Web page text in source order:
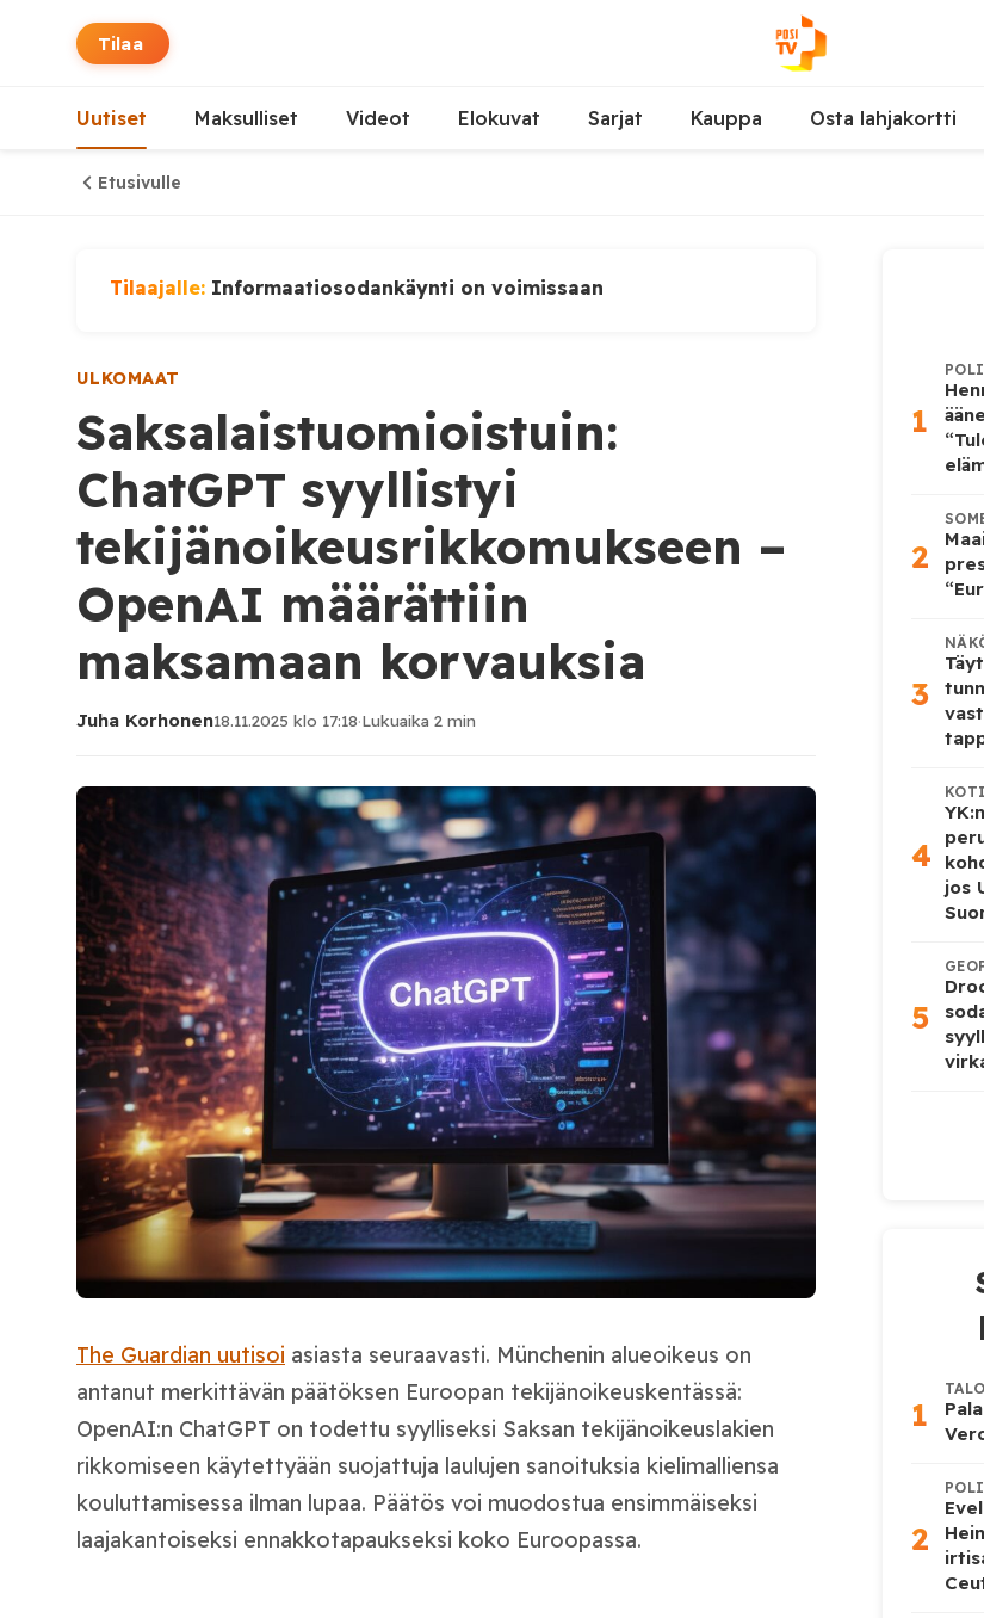
Tilaa
Uutiset Maksulliset Videot Elokuvat Sarjat Kauppa Osta lahjakortti
Etusivulle
Tilaajalle: Informaatiosodankäynti on voimissaan
ULKOMAAT
Saksalaistuomioistuin:
ChatGPT syyllistyi
tekijänoikeusrikkomukseen –
OpenAI määrättiin
maksamaan korvauksia
Juha Korhonen18.11.2025 klo 17:18·Lukuaika 2 min
The Guardian uutisoi asiasta seuraavasti. Münchenin alueoikeus on
antanut merkittävän päätöksen Euroopan tekijänoikeuskentässä:
OpenAI:n ChatGPT on todettu syylliseksi Saksan tekijänoikeuslakien
rikkomiseen käytettyään suojattuja laulujen sanoituksia kielimalliensa
kouluttamisessa ilman lupaa. Päätös voi muodostua ensimmäiseksi
laajakantoiseksi ennakkotapaukseksi koko Euroopassa.
1
2
3
4
jos
5
1
2